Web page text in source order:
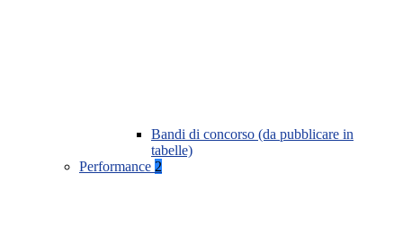
Bandi di concorso (da pubblicare in
tabelle)
Performance 2